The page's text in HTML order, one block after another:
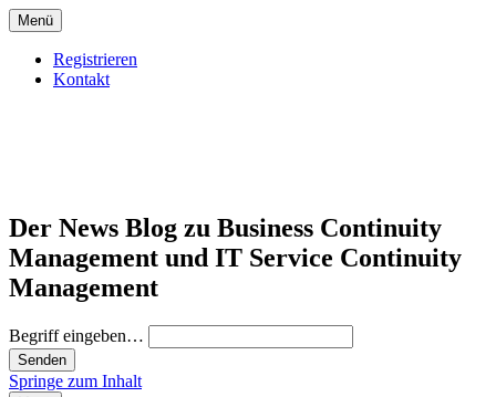
Menü
Registrieren
Kontakt
Der News Blog zu Business Continuity
Management und IT Service Continuity
Management
Begriff eingeben…
Springe zum Inhalt